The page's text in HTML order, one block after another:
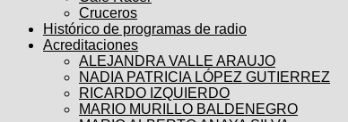
Cruceros
Histórico de programas de radio
Acreditaciones
ALEJANDRA VALLE ARAUJO
NADIA PATRICIA LÓPEZ GUTIERREZ
RICARDO IZQUIERDO
MARIO MURILLO BALDENEGRO